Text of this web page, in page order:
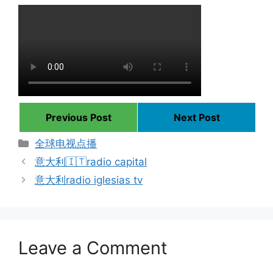
Previous Post
Next Post
Categories
全球电视点播
意大利🇮🇹radio capital
意大利radio iglesias tv
Leave a Comment